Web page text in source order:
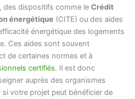
des dispositifs comme le Crédit
énergétique (CITE) ou des aides
énergétique des logements
Ces aides sont souvent
de certaines normes et à
certifiés. Il est donc
auprès des organismes
votre projet peut bénéficier de